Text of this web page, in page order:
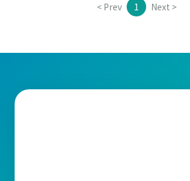
< Prev 1 Next >